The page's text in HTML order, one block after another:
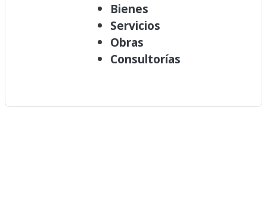
Bienes
Servicios
Obras
Consultorías